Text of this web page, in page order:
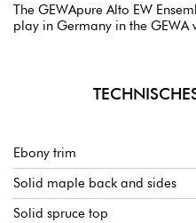
The GEWApure Alto EW
play in Germany in the GEWA
Ebony trim
Solid maple back and sides
Solid spruce top